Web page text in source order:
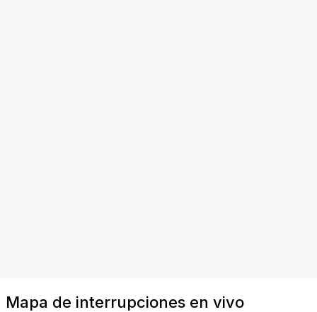
Mapa de interrupciones en vivo